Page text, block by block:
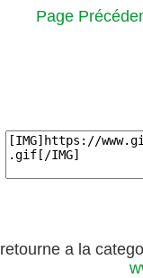
Page
retourne a la